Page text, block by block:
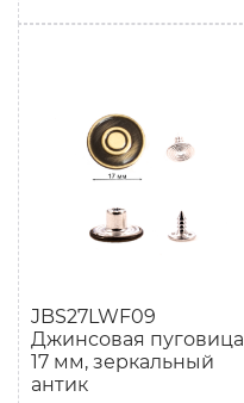
JBS27LWF09
Джинсовая пуговица
17 мм, зеркальный
антик